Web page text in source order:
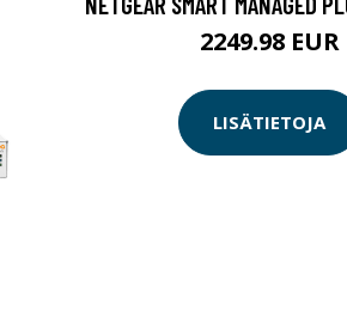
2249.98 EUR
LISÄTIETOJA